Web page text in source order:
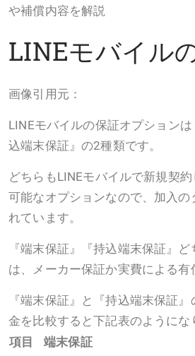
や補償内容を解説
LINEモバイル
画像引用元：
LINEモバイルの保証オプション
込端末保証』の2種類です。
どちらもLINEモバイルで新規契
可能なオプションなので、加入の
れています。
『端末保証』『持込端末保証』
は、メーカー保証か実費による有
『端末保証』と『持込端末保証
金を比較すると下記表のようにな
項目
端末保証